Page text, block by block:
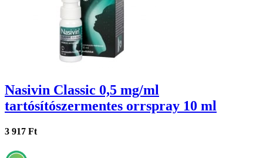
Nasivin Classic 0,5 mg/ml
tartósítószermentes orrspray 10 ml
3 917 Ft